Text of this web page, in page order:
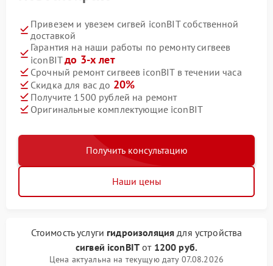
Привезем и увезем сигвей iconBIT собственной
доставкой
Гарантия на наши работы по ремонту сигвеев
iconBITдо 3-х лет
Срочный ремонт сигвеев iconBIT в течении часа
Скидка для вас до 20%
Получите 1500 рублей на ремонт
Оригинальные комплектующие iconBIT
Получить консультацию
Наши цены
Стоимость услуги гидроизоляция для устройства
сигвей iconBIT от 1200 руб.
Цена актуальна на текущую дату 07.08.2026